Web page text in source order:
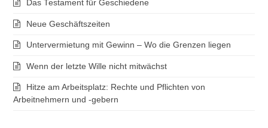
Das Testament für Geschiedene
Neue Geschäftszeiten
Untervermietung mit Gewinn – Wo die Grenzen liegen
Wenn der letzte Wille nicht mitwächst
Hitze am Arbeitsplatz: Rechte und Pflichten von
Arbeitnehmern und -gebern